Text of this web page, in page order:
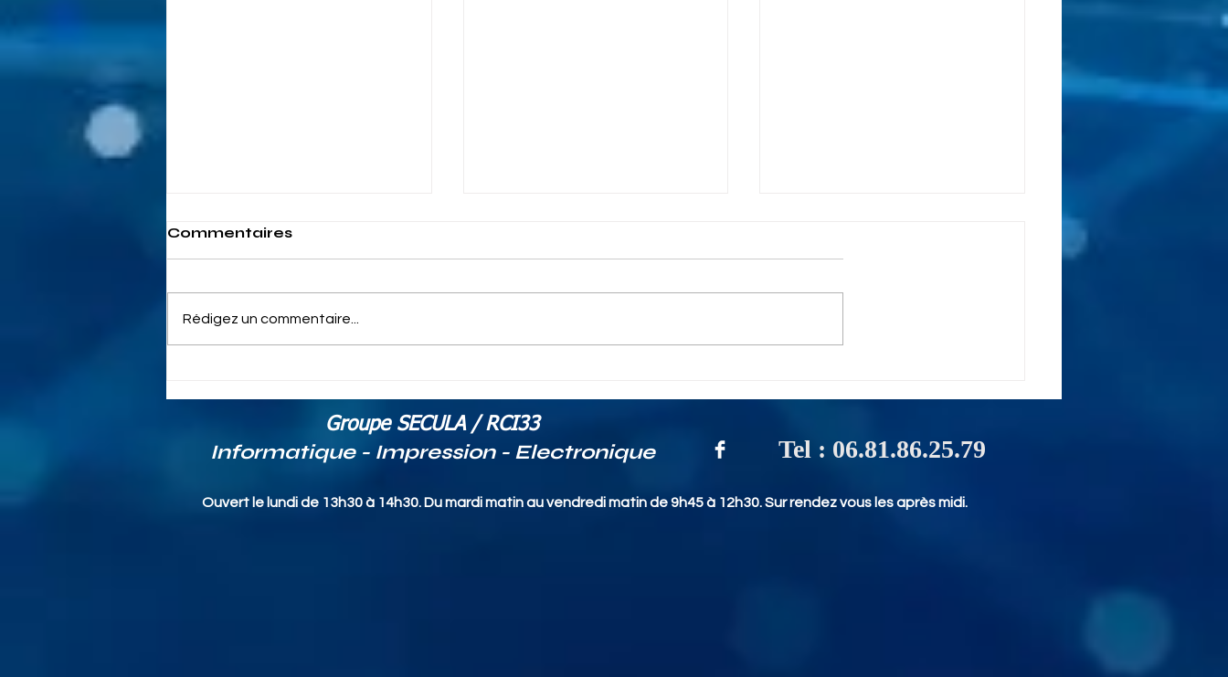
pour tous vos besoins
informatiques et
professionnels
notre application
logiciel de gestion
ostréicole ESCALE
Commentaires
Rédigez un commentaire...
Groupe SECULA / RCI33
Informatique - Impression - Electronique Tel : 06.81.86.25.79
Ouvert le lundi de 13h30 à 14h30. Du mardi matin au vendredi matin de 9h45 à 12h30. Sur rendez vous les après midi.